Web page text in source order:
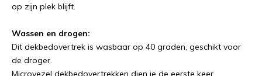
op zijn plek blijft.
Wassen en drogen:
Dit dekbedovertrek is wasbaar op 40 graden, geschikt voor
de droger.
Microvezel dekbedovertrekken dien je de eerste keer